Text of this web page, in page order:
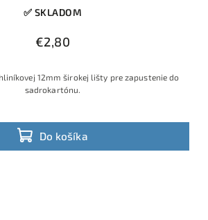
✅ SKLADOM
€2,80
Do košíka
12mm širokej lišty pre zapustenie do
sadrokartónu.